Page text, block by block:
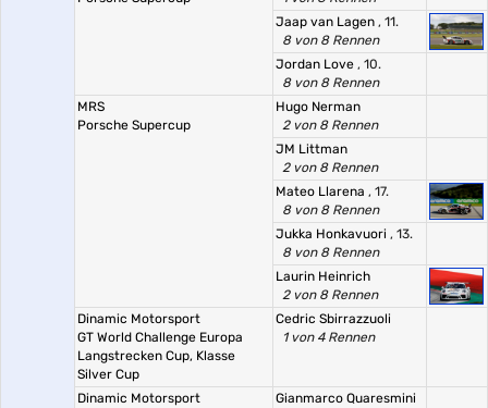
Jaap van Lagen , 11.
8 von 8 Rennen
Jordan Love , 10.
8 von 8 Rennen
MRS
Porsche Supercup
Hugo Nerman
2 von 8 Rennen
JM Littman
2 von 8 Rennen
Mateo Llarena , 17.
8 von 8 Rennen
Jukka Honkavuori , 13.
8 von 8 Rennen
Laurin Heinrich
2 von 8 Rennen
Dinamic Motorsport
GT World Challenge Europa
Langstrecken Cup, Klasse
Silver Cup
Cedric Sbirrazzuoli
1 von 4 Rennen
Dinamic Motorsport
Gianmarco Quaresmini